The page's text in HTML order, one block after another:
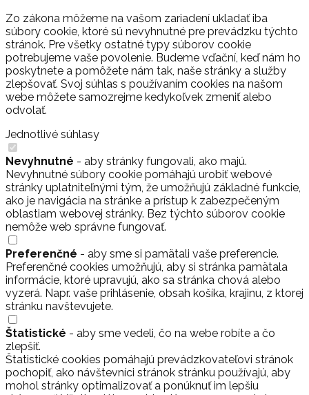
Zo zákona môžeme na vašom zariadení ukladať iba
súbory cookie, ktoré sú nevyhnutné pre prevádzku týchto
stránok. Pre všetky ostatné typy súborov cookie
potrebujeme vaše povolenie. Budeme vďační, keď nám ho
poskytnete a pomôžete nám tak, naše stránky a služby
zlepšovať. Svoj súhlas s používaním cookies na našom
webe môžete samozrejme kedykoľvek zmeniť alebo
odvolať.
Jednotlivé súhlasy
Nevyhnutné - aby stránky fungovali, ako majú.
Nevyhnutné súbory cookie pomáhajú urobiť webové
stránky uplatniteľnými tým, že umožňujú základné funkcie,
ako je navigácia na stránke a prístup k zabezpečeným
oblastiam webovej stránky. Bez týchto súborov cookie
nemôže web správne fungovať.
Preferenčné - aby sme si pamätali vaše preferencie.
Preferenčné cookies umožňujú, aby si stránka pamätala
informácie, ktoré upravujú, ako sa stránka chová alebo
vyzerá. Napr. vaše prihlásenie, obsah košíka, krajinu, z ktorej
stránku navštevujete.
Štatistické - aby sme vedeli, čo na webe robíte a čo
zlepšiť.
Štatistické cookies pomáhajú prevádzkovateľovi stránok
pochopiť, ako návštevníci stránok stránku používajú, aby
mohol stránky optimalizovať a ponúknuť im lepšiu